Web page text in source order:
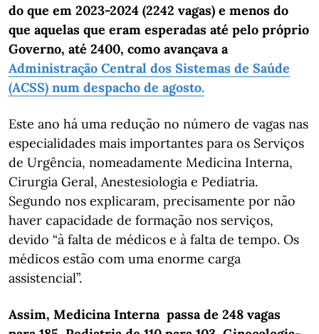
do que em 2023-2024 (2242 vagas) e menos do
que aquelas que eram esperadas até pelo próprio
Governo, até 2400, como avançava a
Administração Central dos Sistemas de Saúde
(ACSS) num despacho de agosto.
Este ano há uma redução no número de vagas nas
especialidades mais importantes para os Serviços
de Urgência, nomeadamente Medicina Interna,
Cirurgia Geral, Anestesiologia e Pediatria.
Segundo nos explicaram, precisamente por não
haver capacidade de formação nos serviços,
devido “à falta de médicos e à falta de tempo. Os
médicos estão com uma enorme carga
assistencial”.
Assim, Medicina Interna passa de 248 vagas